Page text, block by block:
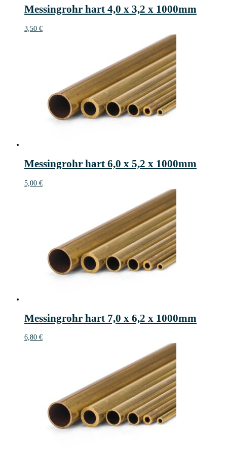
Messingrohr hart 4,0 x 3,2 x 1000mm
3,50 €
Messingrohr hart 6,0 x 5,2 x 1000mm
5,00 €
Messingrohr hart 7,0 x 6,2 x 1000mm
6,80 €